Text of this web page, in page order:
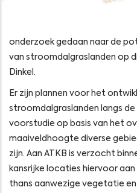
onderzoek gedaan naar de
van stroomdalgraslanden op
Dinkel.
Er zijn plannen voor het
stroomdalgraslanden langs de
voorstudie op basis van het
maaiveldhoogte diverse
zijn. Aan ATKB is verzocht
kansrijke locaties hiervoor
thans aanwezige vegetatie